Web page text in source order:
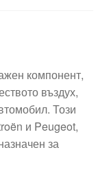
компонент,
въздух,
Този
и Peugeot,
за